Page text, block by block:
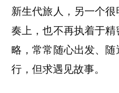
新生代旅人，另一个
奏上，也不再执着于
略，常常随心出发、
行，但求遇见故事。